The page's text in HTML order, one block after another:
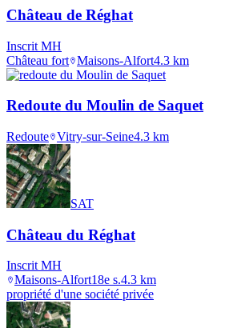
Château de Réghat
Inscrit MH
Château fort Maisons-Alfort4.3 km
Redoute du Moulin de Saquet
Redoute Vitry-sur-Seine4.3 km
SAT
Château du Réghat
Inscrit MH
Maisons-Alfort18e s.4.3 km
propriété d'une société privée